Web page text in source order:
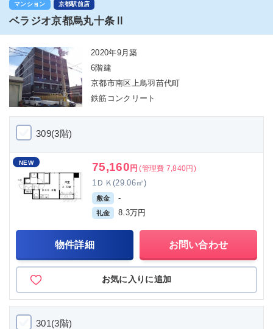
マンション 京都駅前店
ベラジオ京都烏丸十条Ⅱ
2020年9月築
6階建
京都市南区上鳥羽苗代町
鉄筋コンクリート
309(3階)
NEW 75,160円 (管理費 7,840円)
1ＤＫ(29.06㎡)
敷金 -
礼金 8.3万円
物件詳細 お問い合わせ
お気に入りに追加
301(3階)